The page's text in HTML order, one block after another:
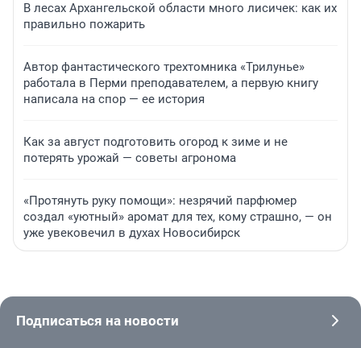
В лесах Архангельской области много лисичек: как их
правильно пожарить
Автор фантастического трехтомника «Трилунье»
работала в Перми преподавателем, а первую книгу
написала на спор — ее история
Как за август подготовить огород к зиме и не
потерять урожай — советы агронома
«Протянуть руку помощи»: незрячий парфюмер
создал «уютный» аромат для тех, кому страшно, — он
уже увековечил в духах Новосибирск
Подписаться на новости